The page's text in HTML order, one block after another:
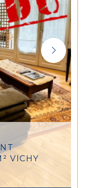
VICHY